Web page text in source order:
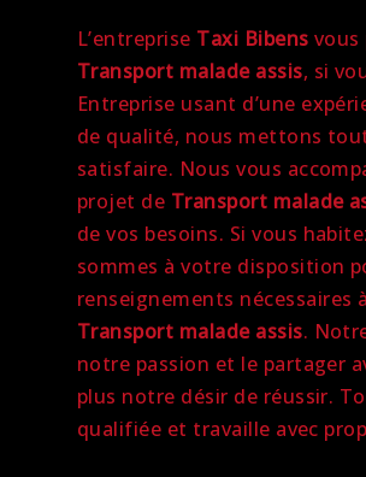
L’entreprise Taxi Bibens vous
Transport malade assis, si
Entreprise usant d’une
de qualité, nous mettons
satisfaire. Nous vous
projet de Transport malade
de vos besoins. Si vous
sommes à votre disposition
renseignements nécessaires
Transport malade assis.
notre passion et le partager
plus notre désir de réussir.
qualifiée et travaille avec